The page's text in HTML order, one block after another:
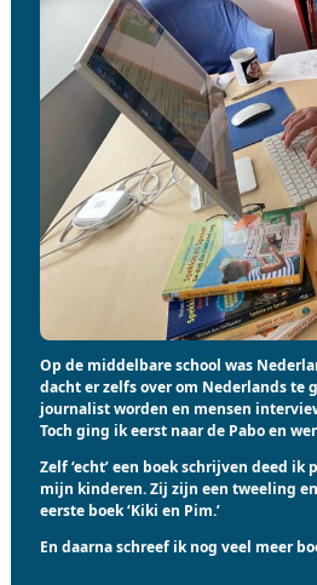
Op de middelbare school was
dacht er zelfs over om Nederlands te
journalist worden en mensen
Toch ging ik eerst naar de Pabo en
Zelf ‘echt’ een boek schrijven deed ik
mijn kinderen. Zij zijn een tweeling
eerste boek ‘Kiki en Pim.’
En daarna schreef ik nog veel meer